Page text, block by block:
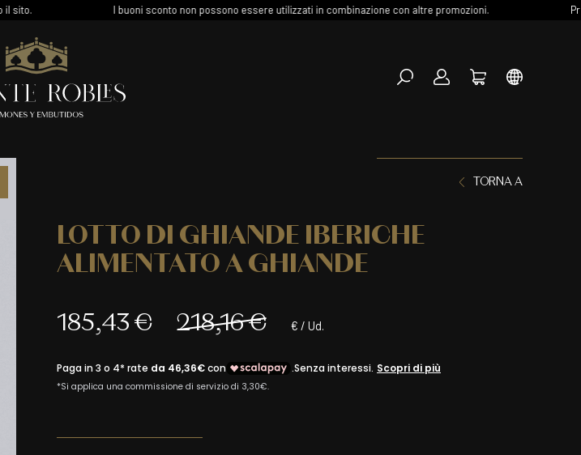
I buoni sconto non possono essere utilizzati in combinazione con altre promozioni.
TORNA A
LOTTO DI GHIANDE IBERICHE
ALIMENTATO A GHIANDE
185,43 € 218,16 € € / Ud.